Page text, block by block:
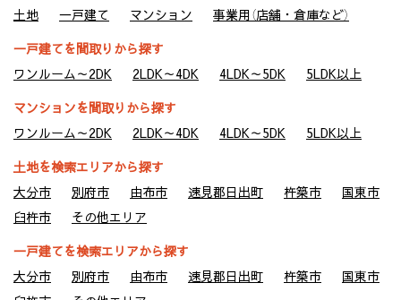
土地
一戸建て マンション
事業用（店舗・倉庫など）
一戸建てを間取りから探す
ワンルーム～2DK
2LDK～4DK 4LDK～5DK
5LDK以上
マンションを間取りから探す
ワンルーム～2DK
2LDK～4DK 4LDK～5DK
5LDK以上
土地を検索エリアから探す
大分市
別府市 由布市 速見郡日出町 杵築市
国東市
臼杵市
その他エリア
一戸建てを検索エリアから探す
大分市
別府市 由布市 速見郡日出町 杵築市
国東市